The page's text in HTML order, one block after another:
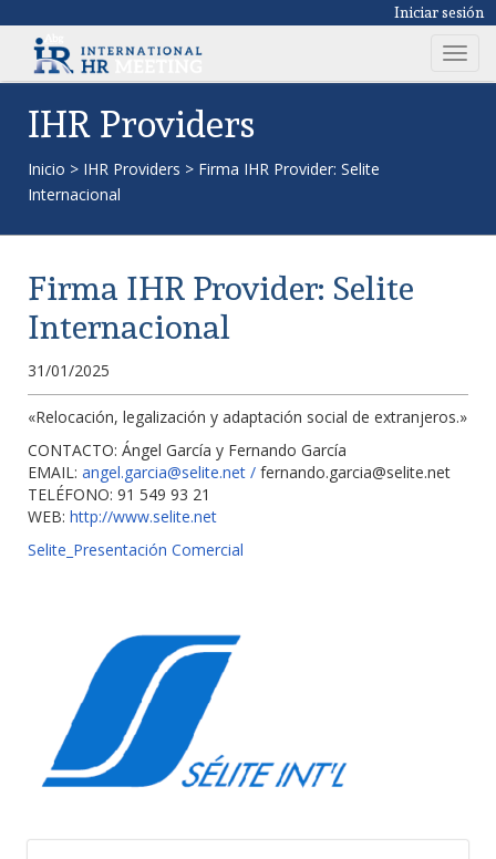
Iniciar sesión
T
o
a
o
IHR Providers
Inicio > IHR Providers > Firma IHR Provider: Selite
Internacional
Firma IHR Provider: Selite
Internacional
31/01/2025
«Relocación, legalización y adaptación social de extranjeros.»
CONTACTO: Ángel García y Fernando García
EMAIL: angel.garcia@selite.net / fernando.garcia@selite.net
TELÉFONO: 91 549 93 21
WEB: http://www.selite.net
Selite_Presentación Comercial